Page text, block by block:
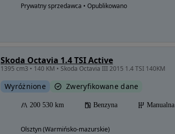
Prywatny sprzedawca • Opublikowano
Skoda Octavia 1.4 TSI Active
1395 cm3 • 140 KM • Skoda Octavia III 2015 1.4 TSI 140KM
Wyróżnione Zweryfikowane dane
200 530 km Benzyna Manualna
Olsztyn (Warmińsko-mazurskie)